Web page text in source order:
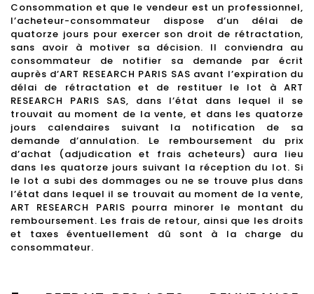
Consommation et que le vendeur est un professionnel,
l’acheteur-consommateur dispose d’un délai de
quatorze jours pour exercer son droit de rétractation,
sans avoir à motiver sa décision. Il conviendra au
consommateur de notifier sa demande par écrit
auprès d’ART RESEARCH PARIS SAS avant l’expiration du
délai de rétractation et de restituer le lot à ART
RESEARCH PARIS SAS, dans l’état dans lequel il se
trouvait au moment de la vente, et dans les quatorze
jours calendaires suivant la notification de sa
demande d’annulation. Le remboursement du prix
d’achat (adjudication et frais acheteurs) aura lieu
dans les quatorze jours suivant la réception du lot. Si
le lot a subi des dommages ou ne se trouve plus dans
l’état dans lequel il se trouvait au moment de la vente,
ART RESEARCH PARIS pourra minorer le montant du
remboursement. Les frais de retour, ainsi que les droits
et taxes éventuellement dû sont à la charge du
consommateur.